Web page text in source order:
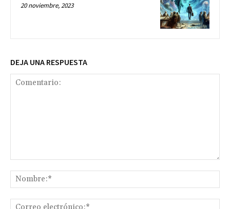
20 noviembre, 2023
DEJA UNA RESPUESTA